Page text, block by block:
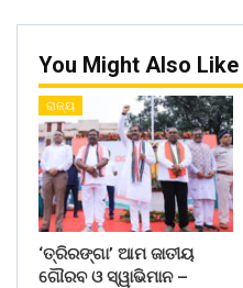
You Might Also Like
ରାଜ୍ୟ
‘ତ୍ରିରଙ୍ଗା’ ଆମ ଜାତୀୟ
ଗୌରବ ଓ ସ୍ୱାଭିମାନ –